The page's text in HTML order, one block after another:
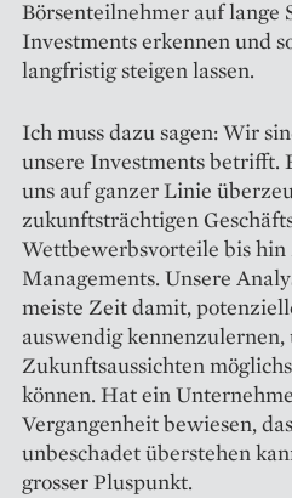
Börsenteilnehmer auf lange
Investments erkennen und
langfristig steigen lassen.
Ich muss dazu sagen: Wir
unsere Investments betrifft.
uns auf ganzer Linie
zukunftsträchtigen
Wettbewerbsvorteile bis hin
Managements. Unsere
meiste Zeit damit,
auswendig kennenzulernen,
Zukunftsaussichten
können. Hat ein
Vergangenheit bewiesen,
unbeschadet überstehen
grosser Pluspunkt.